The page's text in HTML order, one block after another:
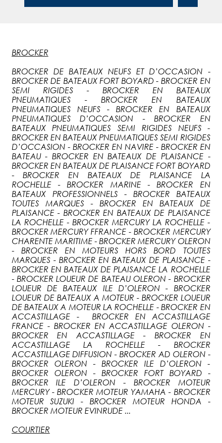
BROCKER
BROCKER DE BATEAUX NEUFS ET D’OCCASION -
BROCKER DE BATEAUX FORT BOYARD - BROCKER EN
SEMI RIGIDES - BROCKER EN BATEAUX
PNEUMATIQUES - BROCKER EN BATEAUX
PNEUMATIQUES NEUFS - BROCKER EN BATEAUX
PNEUMATIQUES D’OCCASION - BROCKER EN
BATEAUX PNEUMATIQUES SEMI RIGIDES NEUFS -
BROCKER EN BATEAUX PNEUMATIQUES SEMI RIGIDES
D’OCCASION - BROCKER EN NAVIRE - BROCKER EN
BATEAU - BROCKER EN BATEAUX DE PLAISANCE -
BROCKER EN BATEAUX DE PLAISANCE FORT BOYARD
- BROCKER EN BATEAUX DE PLAISANCE LA
ROCHELLE - BROCKER MARINE - BROCKER EN
BATEAUX PROFESSIONNELS - BROCKER BATEAUX
TOUTES MARQUES - BROCKER EN BATEAUX DE
PLAISANCE - BROCKER EN BATEAUX DE PLAISANCE
LA ROCHELLE - BROCKER MERCURY LA ROCHELLE -
BROCKER MERCURY FFRANCE - BROCKER MERCURY
CHARENTE MARITIME - BROCKER MERCURY OLERON
- BROCKER EN MOTEURS HORS BORD TOUTES
MARQUES - BROCKER EN BATEAUX DE PLAISANCE -
BROCKER EN BATEAUX DE PLAISANCE LA ROCHELLE
- BROCKER LOUEUR DE BATEAU OLERON - BROCKER
LOUEUR DE BATEAUX ILE D’OLERON - BROCKER
LOUEUR DE BATEAUX A MOTEUR - BROCKER LOUEUR
DE BATEAUX A MOTEUR LA ROCHELLE - BROCKER EN
ACCASTILLAGE - BROCKER EN ACCASTILLAGE
FRANCE - BROCKER EN ACCASTILLAGE OLERON -
BROCKER EN ACCASTILLAGE - BROCKER EN
ACCASTILLAGE LA ROCHELLE - BROCKER
ACCASTILLAGE DIFFUSION - BROCKER AD OLERON -
BROCKER OLERON - BROCKER ILE D’OLERON -
BROCKER OLERON - BROCKER FORT BOYARD -
BROCKER ILE D’OLERON - BROCKER MOTEUR
MERCURY - BROCKER MOTEUR YAMAHA - BROCKER
MOTEUR SUZUKI - BROCKER MOTEUR HONDA -
BROCKER MOTEUR EVINRUDE ...
COURTIER